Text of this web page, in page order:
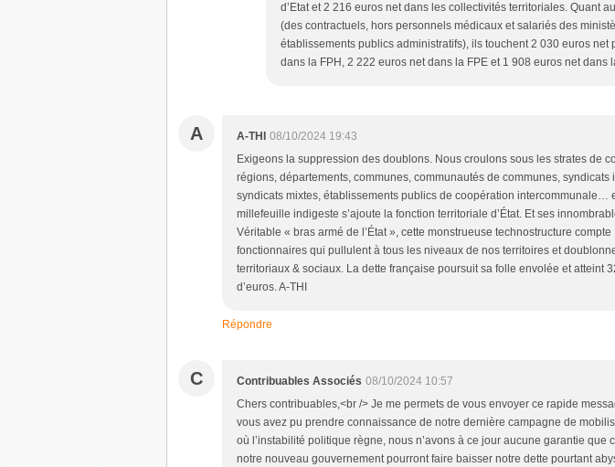
d’Etat et 2 216 euros net dans les collectivités territoriales. Quant
(des contractuels, hors personnels médicaux et salariés des
établissements publics administratifs), ils touchent 2 030 euros net
dans la FPH, 2 222 euros net dans la FPE et 1 908 euros net dans
A A-THI
08/10/2024 19:43
Exigeons la suppression des doublons. Nous croulons sous les strates de
régions, départements, communes, communautés de communes, syndicats
syndicats mixtes, établissements publics de coopération intercommunale…
millefeuille indigeste s’ajoute la fonction territoriale d’État. Et ses
Véritable « bras armé de l’État », cette monstrueuse technostructure
fonctionnaires qui pullulent à tous les niveaux de nos territoires et
territoriaux & sociaux. La dette française poursuit sa folle envolée et atteint
d’euros. A-THI
Répondre
C Contribuables Associés 08/10/2024 10:57
Chers contribuables,<br /> Je me permets de vous envoyer ce rapide
vous avez pu prendre connaissance de notre dernière campagne de
où l’instabilité politique règne, nous n’avons à ce jour aucune garantie que
notre nouveau gouvernement pourront faire baisser notre dette pourtant